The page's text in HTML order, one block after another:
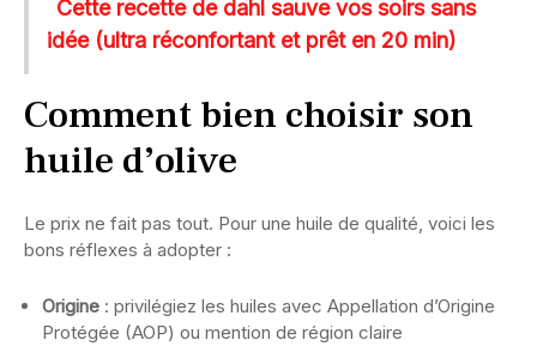
Cette recette de dahl sauve vos soirs sans
idée (ultra réconfortant et prêt en 20 min)
Comment bien choisir son
huile d’olive
Le prix ne fait pas tout. Pour une huile de qualité, voici les
bons réflexes à adopter :
Origine : privilégiez les huiles avec Appellation d’Origine
Protégée (AOP) ou mention de région claire